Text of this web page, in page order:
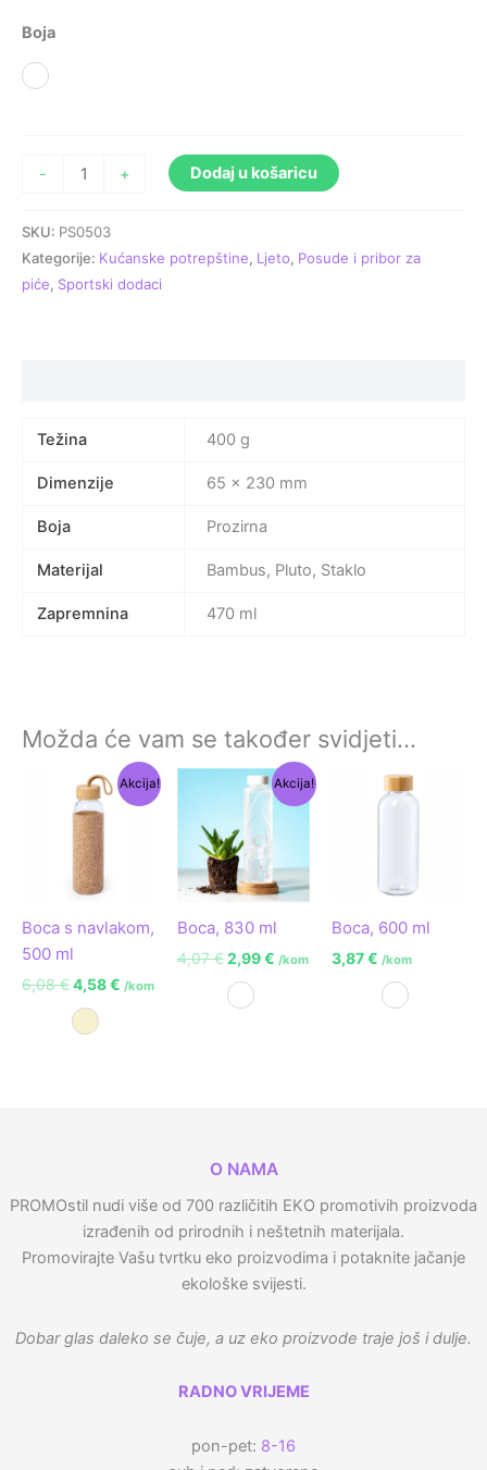
Boja
Prozirna
- + Dodaj u košaricu
SKU: PS0503
Kategorije: Kućanske potrepštine, Ljeto, Posude i pribor za
piće, Sportski dodaci
Težina 400 g
Dimenzije 65 × 230 mm
Boja Prozirna
Materijal Bambus, Pluto, Staklo
Zapremnina 470 ml
Možda će vam se također svidjeti…
Akcija!
Boca s navlakom,
500 ml
6,08€
Izvorna
cijena
bila
je:
6,08 €.
4,58€
Trenutna
cijena
/kom
Prirodna
Akcija!
Boca, 830 ml
4,07€
Izvorna
cijena
je:
4,07 €.
2,99€
Trenutna
cijena
/kom
Bijela
Boca, 600 ml
3,87€ /kom
Prozirna
O NAMA
PROMOstil nudi više od 700 različitih EKO promotivih proizvoda
izrađenih od prirodnih i neštetnih materijala.
Promovirajte Vašu tvrtku eko proizvodima i potaknite jačanje
ekološke svijesti.
Dobar glas daleko se čuje, a uz eko proizvode traje još i dulje.
RADNO VRIJEME
pon-pet: 8-16